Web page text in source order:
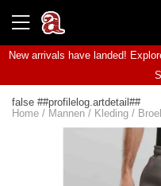
New arrivals have landed!
false ##profilelog.artdetail##
Home / Mannen / Kleding /